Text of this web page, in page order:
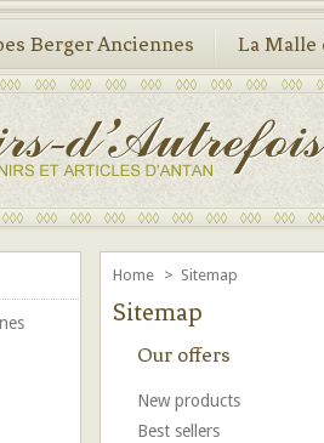
Berger Anciennes La Malle
Home > Sitemap
Sitemap
Our offers
New products
Best sellers